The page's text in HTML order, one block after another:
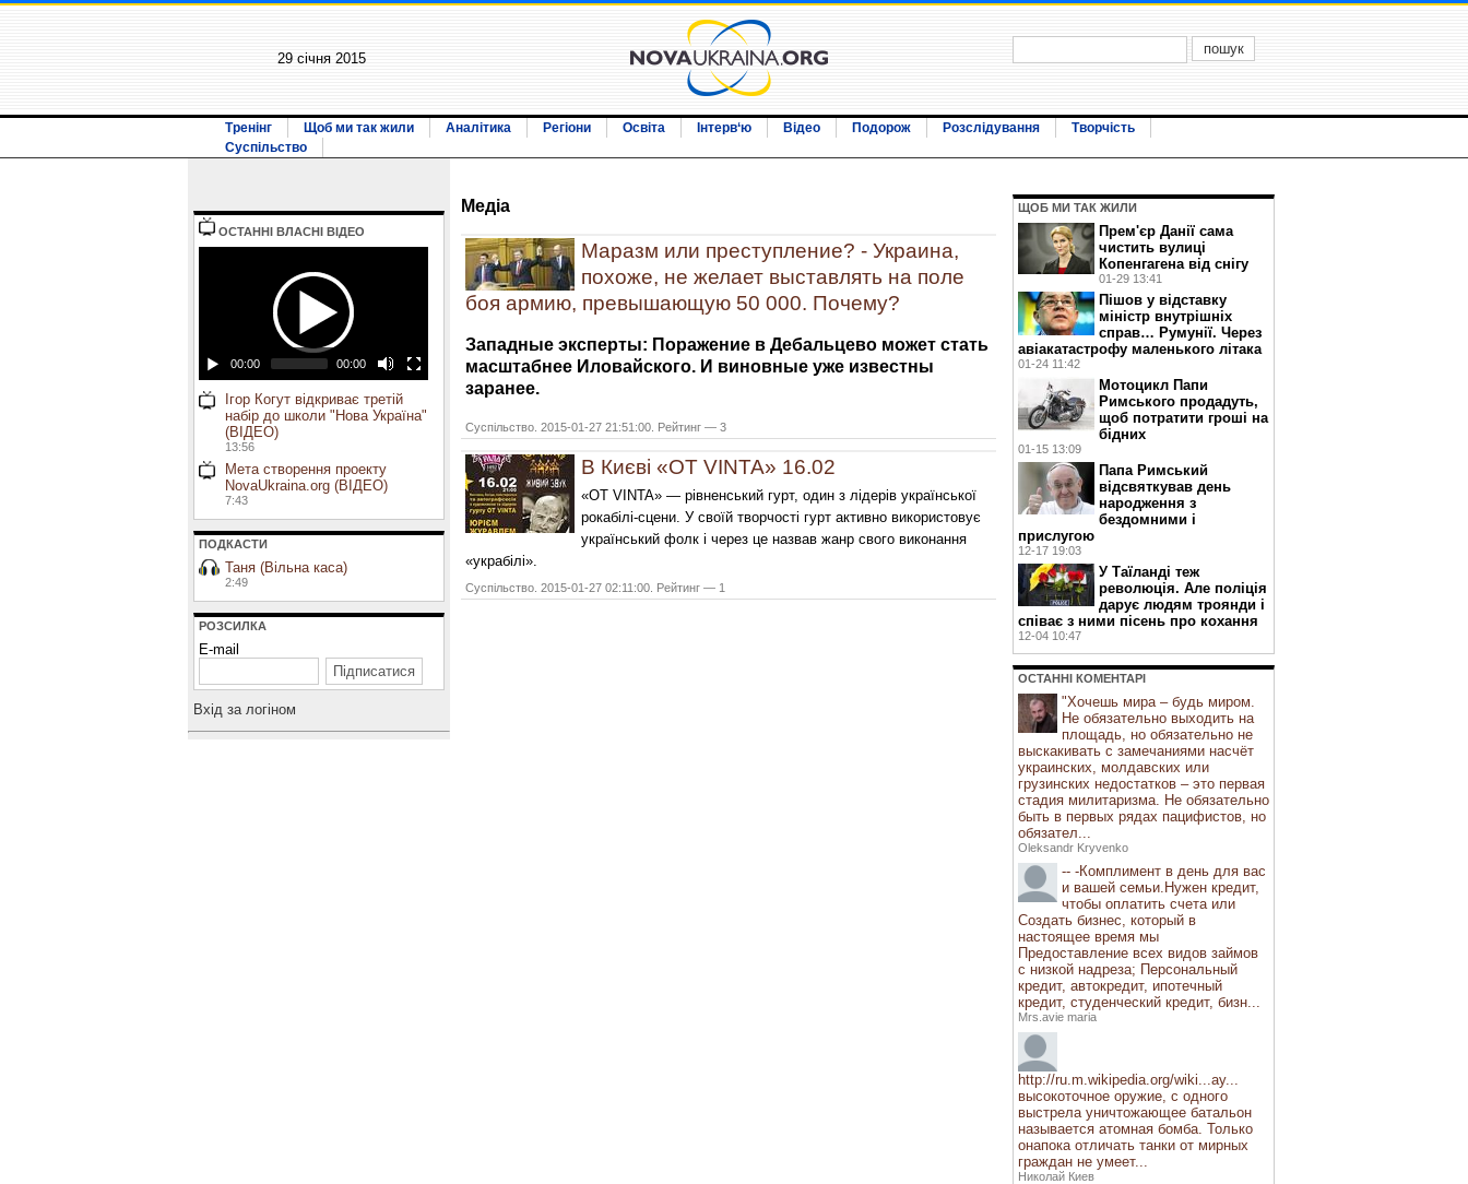
29 січня 2015
Тренінг Щоб ми так жили Аналітика Регіони Освіта Інтерв‘ю Відео Подорож Розслідування
Творчість
Суспільство
ОСТАННI ВЛАСНI ВIДЕО
00:00 00:00
Ігор Когут відкриває третій
набір до школи "Нова Україна"
(ВІДЕО)
13:56
Мета створення проекту
NovaUkraina.org (ВІДЕО)
7:43
ПОДКАСТИ
Таня (Вільна каса)
2:49
РОЗСИЛКА
E-mail
Вхiд за логiном
Медiа
Маразм или преступление? - Украина,
похоже, не желает выставлять на поле
боя армию, превышающую 50 000. Почему?
Западные эксперты: Поражение в Дебальцево может стать
масштабнее Иловайского. И виновные уже известны
заранее.
Суспільство. 2015-01-27 21:51:00. Рейтинг — 3
В Києві «OT VINTA» 16.02
«OT VINTA» — рівненський гурт, один з лідерів української
рокабілі-сцени. У своїй творчості гурт активно використовує
український фолк і через це назвав жанр свого виконання
«украбілі».
Суспільство. 2015-01-27 02:11:00. Рейтинг — 1
ЩОБ МИ ТАК ЖИЛИ
Прем'єр Данії сама
чистить вулиці
Копенгагена від снігу
01-29 13:41
Пішов у відставку
міністр внутрішніх
справ… Румунії. Через
авіакатастрофу маленького літака
01-24 11:42
Мотоцикл Папи
Римського продадуть,
щоб потратити гроші на
бідних
01-15 13:09
Папа Римський
відсвяткував день
народження з
бездомними і
прислугою
12-17 19:03
У Таїланді теж
революція. Але поліція
дарує людям троянди і
співає з ними пісень про кохання
12-04 10:47
ОСТАННI КОМЕНТАРI
"Хочешь мира – будь миром.
Не обязательно выходить на
площадь, но обязательно не
выскакивать с замечаниями насчёт
украинских, молдавских или
грузинских недостатков – это первая
стадия милитаризма. Не обязательно
быть в первых рядах пацифистов, но
обязател...
Oleksandr Kryvenko
-- -Комплимент в день для вас
и вашей семьи.Нужен кредит,
чтобы оплатить счета или
Создать бизнес, который в
настоящее время мы
Предоставление всех видов займов
с низкой надреза; Персональный
кредит, автокредит, ипотечный
кредит, студенческий кредит, бизн...
Mrs.avie maria
http://ru.m.wikipedia.org/wiki...ау...
высокоточное оружие, с одного
выстрела уничтожающее батальон
называется атомная бомба. Только
онапока отличать танки от мирных
граждан не умеет...
Николай Киев